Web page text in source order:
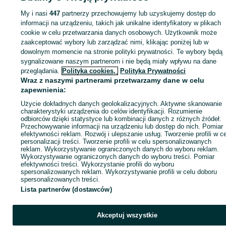
KATEGORIA
ID:1065735700 Wyświetlenia:
My i nasi447 partnerzy przechowujemy lub uzyskujemy dostęp do
informacji na urządzeniu, takich jak unikalne identyfikatory w plikach
cookie w celu przetwarzania danych osobowych. Użytkownik może
zaakceptować wybory lub zarządzać nimi, klikając poniżej lub w
dowolnym momencie na stronie polityki prywatności. Te wybory będą
sygnalizowane naszym partnerom i nie będą miały wpływu na dane
przeglądania. Polityka cookies, Polityka Prywatności
Wraz z naszymi partnerami przetwarzamy dane w celu
zapewnienia:
Użycie dokładnych danych geolokalizacyjnych. Aktywne skanowanie
charakterystyki urządzenia do celów identyfikacji. Rozumienie
odbiorców dzięki statystyce lub kombinacji danych z różnych źródeł.
Przechowywanie informacji na urządzeniu lub dostęp do nich. Pomiar
efektywności reklam. Rozwój i ulepszanie usług. Tworzenie profili w
personalizacji treści. Tworzenie profili w celu spersonalizowanych
reklam. Wykorzystywanie ograniczonych danych do wyboru reklam.
Wykorzystywanie ograniczonych danych do wyboru treści. Pomiar
efektywności treści. Wykorzystanie profili do wyboru
spersonalizowanych reklam. Wykorzystywanie profili w celu doboru
spersonalizowanych treści.
Lista partnerów (dostawców)
Akceptuj wszystkie